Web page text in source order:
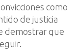
como
de justicia
demostrar que